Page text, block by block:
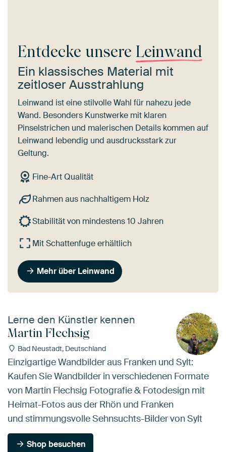
Entdecke unsere Leinwand
Ein klassisches Material mit
zeitloser Ausstrahlung
Leinwand ist eine stilvolle Wahl für nahezu jede
Wand. Besonders Kunstwerke mit klaren
Pinselstrichen und malerischen Details kommen auf
Leinwand lebendig und ausdrucksstark zur
Geltung.
Fine-Art Qualität
Rahmen aus nachhaltigem Holz
Stabilität von mindestens 10 Jahren
Mit Schattenfuge erhältlich
Mehr über Leinwand
Lerne den Künstler kennen
Martin Flechsig
Bad Neustadt, Deutschland
Einzigartige Wandbilder aus Franken und Sylt:
Kaufen Sie Wandbilder in verschiedenen Formate
von Martin Flechsig Fotografie & Fotodesign mit
Heimat-Fotos aus der Rhön und Franken
und stimmungsvolle Sehnsuchts-Bilder von Sylt
Shop besuchen